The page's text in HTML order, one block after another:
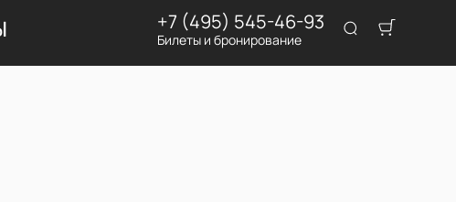
+7 (495) 545-46-93
Билеты и бронирование